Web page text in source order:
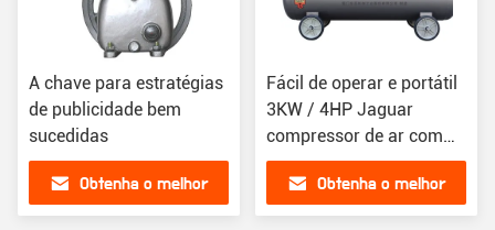
A chave para estratégias
de publicidade bem
sucedidas
Obtenha o melhor
Fácil de operar e portátil
3KW / 4HP Jaguar
compressor de ar com
sistema de arrefecimento
de ar
Obtenha o melhor